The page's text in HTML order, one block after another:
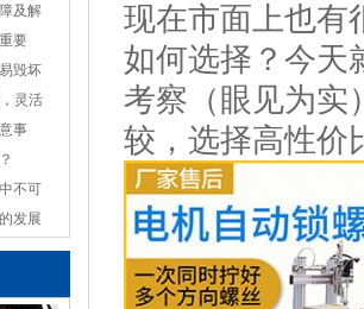
及解
要
毁坏
灵活
事
不可
发展
现在市面上也有
如何选择？今天
考察（眼见为实
较，选择高性价